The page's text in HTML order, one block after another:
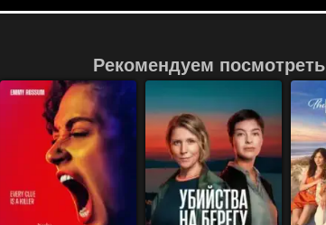
Рекомендуем посмотреть